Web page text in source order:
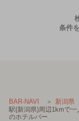
条件
BAR-NAVI 新潟県
駅(新潟県)周辺1kmで
のホテルバー